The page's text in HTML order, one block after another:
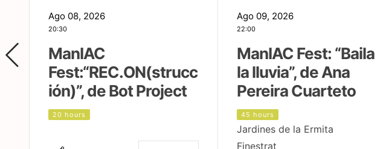
Ago 08, 2026
20:30
ManIAC
Fest:“REC.ON(strucc
ión)”, de Bot Project
20 hours
Ago 09, 2026
22:00
ManIAC Fest: “Baila
la lluvia”, de Ana
Pereira Cuarteto
45 hours
Jardines de la Ermita
Finestrat